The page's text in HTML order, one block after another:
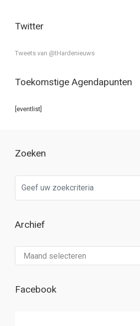
Twitter
Tweets van @tHardenieuws
Toekomstige Agendapunten
[eventlist]
Zoeken
Archief
Facebook